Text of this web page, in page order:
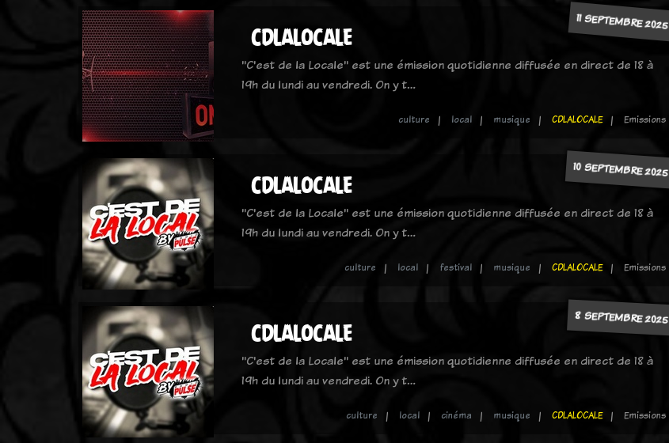
11 SEPTEMBRE 2025
CDLALOCALE
"C'est de la Locale" est une émission quotidienne diffusée en direct de 18 à
19h du lundi au vendredi. On y t…
culture local musique CDLALOCALE Emissions
10 SEPTEMBRE 2025
CDLALOCALE
"C'est de la Locale" est une émission quotidienne diffusée en direct de 18 à
19h du lundi au vendredi. On y t…
culture local festival musique CDLALOCALE Emissions
8 SEPTEMBRE 2025
CDLALOCALE
"C'est de la Locale" est une émission quotidienne diffusée en direct de 18 à
19h du lundi au vendredi. On y t…
culture local cinéma musique CDLALOCALE Emissions